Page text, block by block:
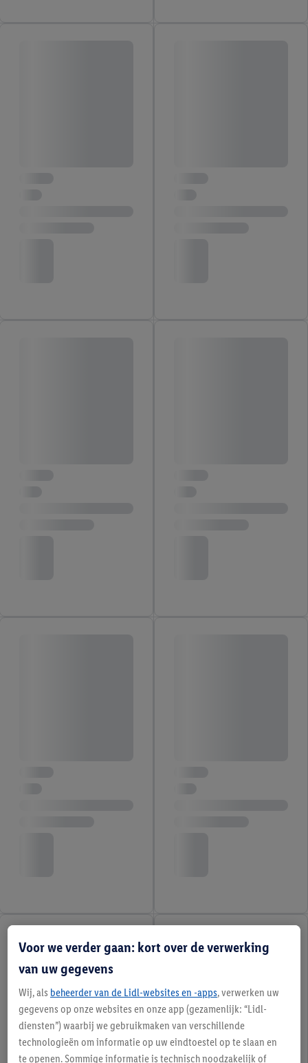
Voor we verder gaan: kort over de verwerking
van uw gegevens
Wij, als beheerder van de Lidl-websites en -apps, verwerken uw
gegevens op onze websites en onze app (gezamenlijk: “Lidl-
diensten”) waarbij we gebruikmaken van verschillende
technologieën om informatie op uw eindtoestel op te slaan en
te openen. Sommige informatie is technisch noodzakelijk of